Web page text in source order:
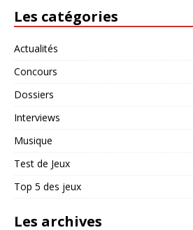
Les catégories
Actualités
Concours
Dossiers
Interviews
Musique
Test de Jeux
Top 5 des jeux
Les archives